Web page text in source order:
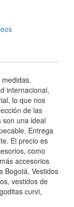
internacional,
lo que nos
de las
son una ideal
Entrega
El precio es
como
accesorios
Bogotá, Vestidos
vestidos de
curvi,